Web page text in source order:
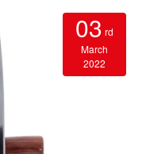
03 rd
March
2022